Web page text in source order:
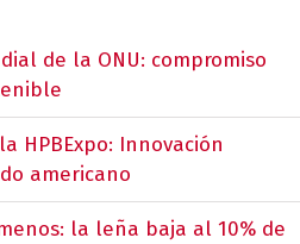
de la ONU: compromiso
HPBExpo: Innovación
americano
la leña baja al 10% de